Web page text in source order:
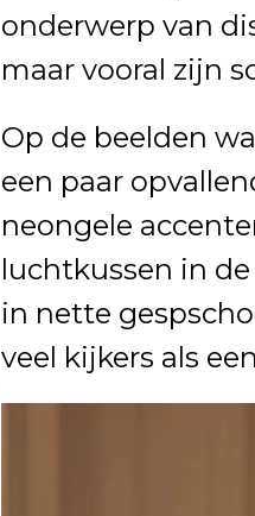
onderwerp van
maar vooral zijn
Op de beelden
een paar
neongele
luchtkussen in
in nette
veel kijkers als